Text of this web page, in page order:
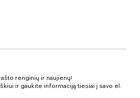
renginių ir naujienų!
ir gaukite informaciją tiesiai į savo el.